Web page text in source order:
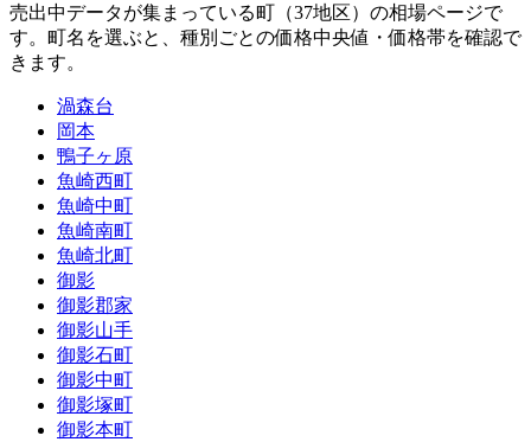
売出中データが集まっている町（37地区）の相場ページで
す。町名を選ぶと、種別ごとの価格中央値・価格帯を確認で
きます。
渦森台
岡本
鴨子ヶ原
魚崎西町
魚崎中町
魚崎南町
魚崎北町
御影
御影郡家
御影山手
御影石町
御影中町
御影塚町
御影本町